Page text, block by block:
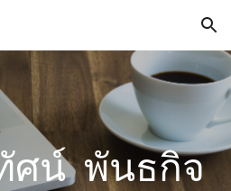
Skip to navigation
ศน์ พันธกิจ